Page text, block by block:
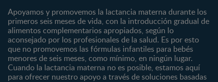
¿Quiénes somos?
Marcas y productos
Nuestros Productos
Nuestras Marcas
Embarazo
Posparto
0 a 4 meses
4 a 6 meses
6 a 8 meses
8 a 12 meses
Nutrición
Salud
Maternidad
Paternidad
Vida en familia
Apoyamos y promovemos la lactancia materna durante los
primeros seis meses de vida, con la introducción gradual de
alimentos complementarios apropiados, según lo
aconsejado por los profesionales de la salud. Es por esto
que no promovemos las fórmulas infantiles para bebés
menores de seis meses, como mínimo, en ningún lugar.
Cuando la lactancia materna no es posible, estamos aquí
para ofrecer nuestro apoyo a través de soluciones basadas